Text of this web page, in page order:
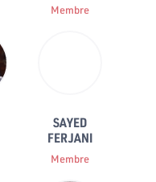
Membre
SAYED
FERJANI
Membre